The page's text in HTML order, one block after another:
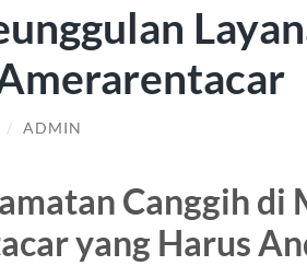
/ ADMIN
Canggih di
yang Harus